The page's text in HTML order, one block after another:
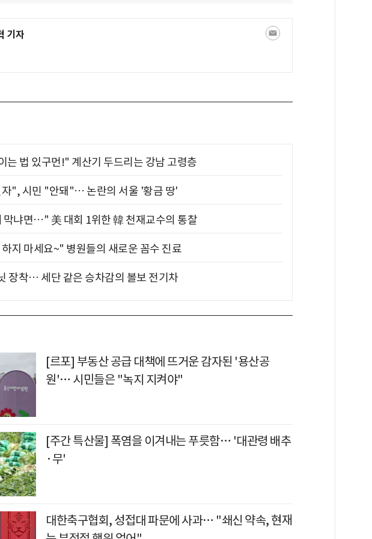
기자
는 법 있구먼!" 계산기 두드리는 강남 고령층
자", 시민 "안돼"… 논란의 서울 '황금 땅'
막냐면…" 美 대회 1위한 韓 천재교수의 통찰
지 마세요~" 병원들의 새로운 꼼수 진료
장착… 세단 같은 승차감의 볼보 전기차
[르포] 부동산 공급 대책에 뜨거운 감자된 '용산공
원'… 시민들은 "녹지 지켜야"
[주간 특산물] 폭염을 이겨내는 푸릇함… '대관령 배추
·무'
대한축구협회, 성접대 파문에 사과… "쇄신 약속, 현재